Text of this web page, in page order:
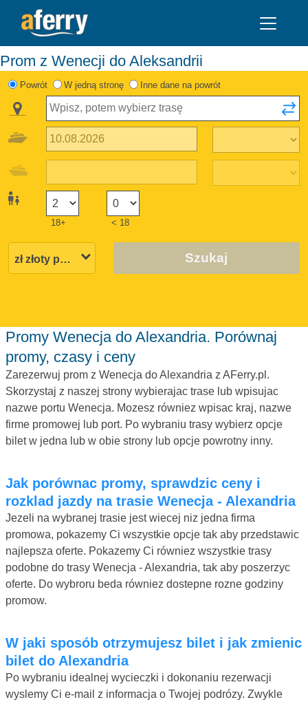
Prom z Wenecji do Aleksandrii
Powrót W jedną stronę Inne dane na powrót
18+ < 18
Szukaj
Promy Wenecja do Alexandria. Porównaj
promy, czasy i ceny
Zarezerwuj prom z Wenecja do Alexandria z AFerry.pl.
Skorzystaj z naszej strony wybierajac trase lub wpisujac
nazwe portu Wenecja. Mozesz równiez wpisac kraj, nazwe
firme promowej lub port. Po wybraniu trasy wybierz opcje
bilet w jedna lub w obie strony lub opcje powrotny inny.
Jak porównac promy, sprawdzic ceny i
rozklad jazdy na trasie Wenecja - Alexandria
Jezeli na wybranej trasie jest wiecej niz jedna firma
promowa, pokazemy Ci wszystkie opcje tak aby przedstawic
najlepsza oferte. Pokazemy Ci równiez wszystkie trasy
podobne do trasy Wenecja - Alexandria, tak aby poszerzyc
oferte. Do wybroru beda równiez dostepne rozne godziny
promow.
W jaki sposób otrzymujesz bilet i jak zmienic
bilet do Alexandria
Po wybraniu idealnej wycieczki i dokonaniu rezerwacji
wyslemy Ci e-mail z informacja o Twojej podrózy. Zwykle